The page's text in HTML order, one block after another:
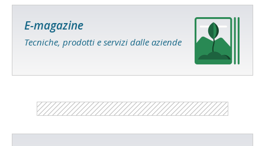
E-magazine
Tecniche, prodotti e servizi dalle aziende